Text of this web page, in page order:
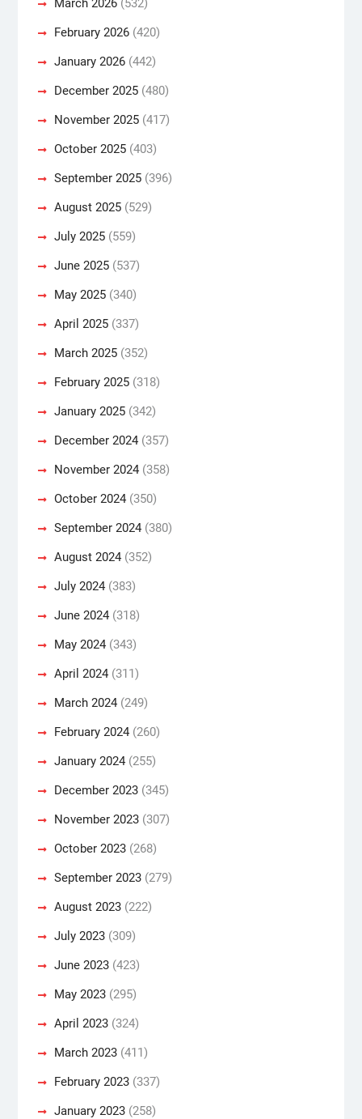
February 2026(420)
January 2026(442)
December 2025(480)
November 2025(417)
October 2025(403)
September 2025(396)
August 2025(529)
July 2025(559)
June 2025(537)
May 2025(340)
April 2025(337)
March 2025(352)
February 2025(318)
January 2025(342)
December 2024(357)
November 2024(358)
October 2024(350)
September 2024(380)
August 2024(352)
July 2024(383)
June 2024(318)
May 2024(343)
April 2024(311)
March 2024(249)
February 2024(260)
January 2024(255)
December 2023(345)
November 2023(307)
October 2023(268)
September 2023(279)
August 2023(222)
July 2023(309)
June 2023(423)
May 2023(295)
April 2023(324)
March 2023(411)
February 2023(337)
January 2023(258)